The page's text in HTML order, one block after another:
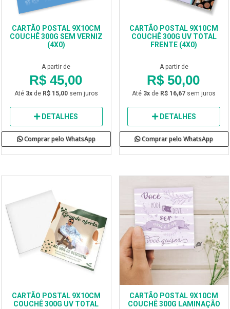
CARTÃO POSTAL 9X10CM
COUCHÊ 300G SEM VERNIZ
(4X0)
A partir de
R$ 45,00
Até 3xde R$ 15,00sem juros
DETALHES
Comprar pelo WhatsApp
CARTÃO POSTAL 9X10CM
COUCHÊ 300G UV TOTAL
FRENTE (4X0)
A partir de
R$ 50,00
Até 3x de R$ 16,67 sem juros
DETALHES
Comprar pelo WhatsApp
CARTÃO POSTAL 9X10CM
COUCHÊ 300G UV TOTAL
CARTÃO POSTAL 9X10CM
COUCHÊ 300G LAMINAÇÃO